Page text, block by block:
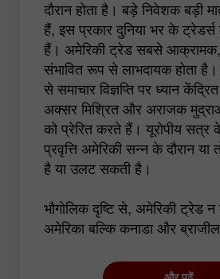
दौरान होता है। बड़े निवेशक बड़ी
हैं, इस प्रकार दुनिया भर के
हैं। अमेरिकी ट्रेड सबसे
संभावित रूप से लाभदायक होता
से समाचार विज्ञप्ति पर ध्यान
अक्सर मिश्रित और अराजक
को प्रेरित करते हैं। यूरोपीय सत्र
प्रवृत्ति अमेरिकी सन्न के दौरान या
है या उलट सकती है।
भौगोलिक दृष्टि से, अमेरिकी ट्रेड
अमेरिका बल्कि कनाडा और
ध्यान देते हैं। इसके अलावा, इस